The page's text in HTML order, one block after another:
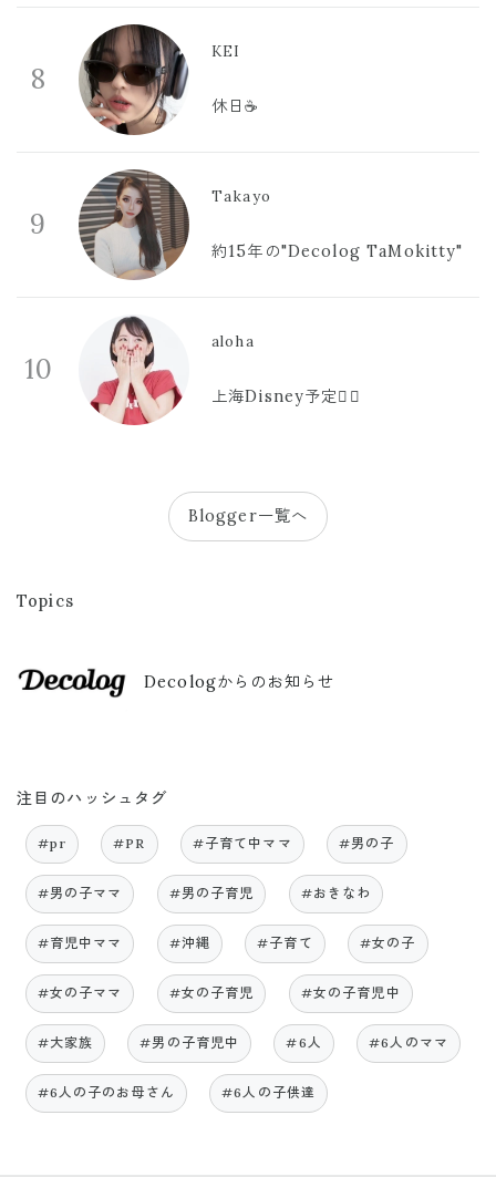
8
KEI
休日☕️
9
Takayo
約15年の"Decolog TaMokitty"
10
aloha
上海Disney予定🫪🩷
Blogger一覧へ
Topics
Decologからのお知らせ
注目のハッシュタグ
#pr #PR #子育て中ママ #男の子
#男の子ママ #男の子育児 #おきなわ
#育児中ママ #沖縄 #子育て #女の子
#女の子ママ #女の子育児 #女の子育児中
#大家族 #男の子育児中 #6人 #6人のママ
#6人の子のお母さん #6人の子供達